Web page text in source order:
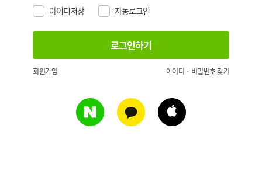
아이디저장 자동로그인
회원가입 아이디 · 비밀번호 찾기